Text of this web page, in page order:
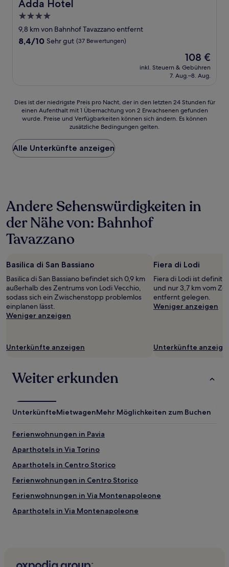
Adda Hotel
Adda Hotel
4.0-
Sterne-
Unterkunft
9,8 km von Bahnhof Tavazzano entfernt
8.4
8,4/10 Sehr gut (37 Bewertungen)
Der
Preis
beträgt
108 €
inkl. Steuern & Gebühren
7. Aug.–8. Aug.
Dies
der
Preis
pro
Nacht,
24 Stunden
für
einen
mit
2 Erwachsenen
gefunden
wurde.
Preise
und
Verfügbarkeiten
Es
Bedingungen
Dies ist der niedrigste Preis pro Nacht, der in den letzten 24 Stunden für
einen Aufenthalt mit 1 Übernachtung von 2 Erwachsenen gefunden
wurde. Preise und Verfügbarkeiten können sich ändern. Es können
zusätzliche Bedingungen gelten.
Alle Unterkünfte anzeigen
Andere Sehenswürdigkeiten in
der Nähe von: Bahnhof
Tavazzano
Basilica di San Bassiano
Basilica di San Bassiano befindet sich 0,9 km
außerhalb des Zentrums von Lodi Vecchio,
sodass sich ein Zwischenstopp problemlos
einplanen lässt.
Weniger anzeigen
Unterkünfte anzeigen
Fiera di Lodi
Fiera di Lodi ist
und nur 3,7 km vom
entfernt gelegen.
Weniger anzeigen
Unterkünfte
Weiter erkunden
UnterkünfteMietwagenMehr Möglichkeiten zum Buchen
Ferienwohnungen in Pavia
Aparthotels in Via Torino
Aparthotels in Centro Storico
Ferienwohnungen in Centro Storico
Ferienwohnungen in Via Montenapoleone
Aparthotels in Via Montenapoleone